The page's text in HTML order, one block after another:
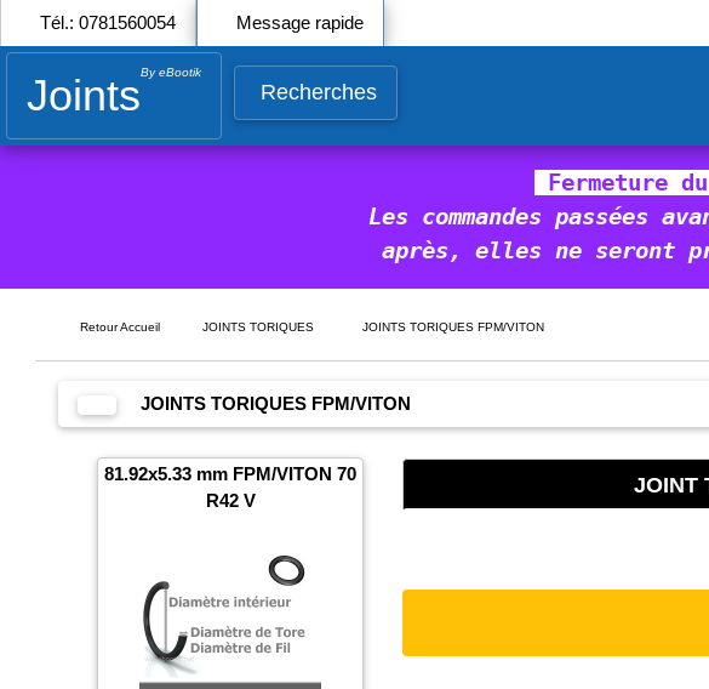
Tél.: 0781560054 Message rapide
JointsBy eBootik
Recherches
Fermeture
Les commandes passées
après, elles ne seront
Retour Accueil JOINTS TORIQUES JOINTS TORIQUES FPM/VITON
JOINTS TORIQUES FPM/VITON
81.92x5.33 mm FPM/VITON 70
R42 V
JOINT